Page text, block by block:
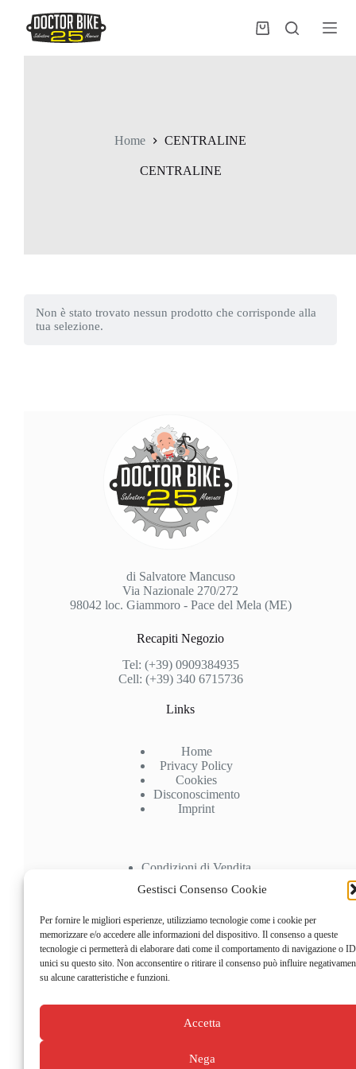
Gestisci Consenso Cookie
Per fornire le migliori esperienze, utilizziamo tecnologie come i cookie per
memorizzare e/o accedere alle informazioni del dispositivo. Il consenso a queste
tecnologie ci permetterà di elaborare dati come il comportamento di navigazione o ID
unici su questo sito. Non acconsentire o ritirare il consenso può influire
su alcune caratteristiche e funzioni.
Accetta
Nega
al
contenuto
Carrello
Home CENTRALINE
CENTRALINE
Non è stato trovato nessun prodotto che corrisponde alla
tua selezione.
di Salvatore Mancuso
Via Nazionale 270/272
98042 loc. Giammoro - Pace del Mela (ME)
Recapiti Negozio
Tel: (+39) 0909384935
Cell: (+39) 340 6715736
Links
Home
Privacy Policy
Cookies
Disconoscimento
Imprint
Condizioni di Vendita
Pagamenti
Account
Il mio Account